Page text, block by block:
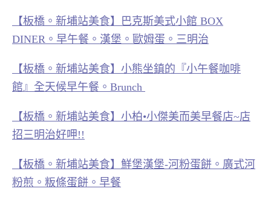
【板橋。新埔站美食】巴克斯美式小館 BOX
DINER。早午餐。漢堡。歐姆蛋。三明治
【板橋。新埔站美食】小熊坐鎮的『小午餐咖啡
館』全天候早午餐。Brunch
【板橋。新埔站美食】小柏•小傑美而美早餐店~店
招三明治好呷!!
【板橋。新埔站美食】鮮堡漢堡-河粉蛋餅。廣式河
粉煎。粄條蛋餅。早餐